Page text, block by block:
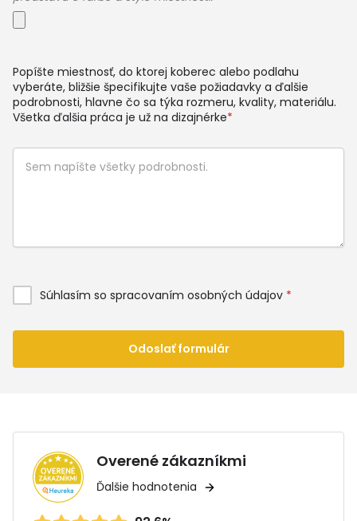
Popíšte miestnosť, do ktorej koberec alebo podlahu
vyberáte, bližšie špecifikujte vaše požiadavky a ďalšie
podrobnosti, hlavne čo sa týka rozmeru, kvality, materiálu.
Všetka ďalšia práca je už na dizajnérke*
Súhlasím so spracovaním osobných údajov *
Odoslať formulár
Overené zákazníkmi
Ďalšie hodnotenia